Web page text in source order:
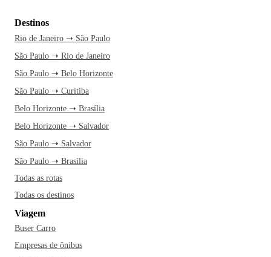
Destinos
Rio de Janeiro ➝ São Paulo
São Paulo ➝ Rio de Janeiro
São Paulo ➝ Belo Horizonte
São Paulo ➝ Curitiba
Belo Horizonte ➝ Brasília
Belo Horizonte ➝ Salvador
São Paulo ➝ Salvador
São Paulo ➝ Brasília
Todas as rotas
Todas os destinos
Viagem
Buser Carro
Empresas de ônibus